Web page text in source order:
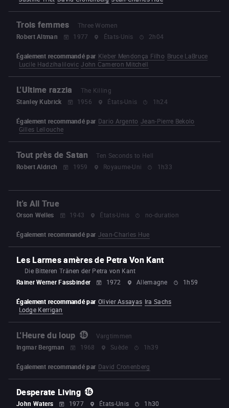
Trois femmes
Three Women
Robert Altman
1977 États-Unis 2h04
Également recommandé par Kleber Mendonça Filho Bruce LaBruce
Lucile Hadzihalilovic John Cameron Mitchell
L'Ultime razzia
The Killing
Stanley Kubrick
1956 États-Unis 1h24
Également recommandé par Dario Argento Jean-Pierre Bekolo
Gilles Lellouche
Tout près de Satan
Ten Seconds to Hell
Robert Aldrich
1959 Royaume-Uni 1h33
It's All True
Orson Welles 1943 États-Unis no-duration
Également recommandé par Jean-Charles Hue
Les Larmes amères de Petra Von Kant
Die Bitteren Tränen der Petra von Kant
Rainer Werner Fassbinder
1972 Allemagne 1h59
Également recommandé par Olivier Assayas Ira Sachs
Lodge Kerrigan
L'Heure du loup
Vargtimmen
Ingmar Bergman
1968 Suède 1h39
Également recommandé par David Cronenberg
Desperate Living
John Waters 1977 États-Unis 1h30